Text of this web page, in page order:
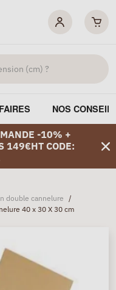
NOS
-10% +
149€HT CODE:
double cannelure /
40 x 30 X 30 cm